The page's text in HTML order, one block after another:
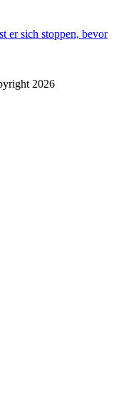
er sich stoppen, bevor
2026